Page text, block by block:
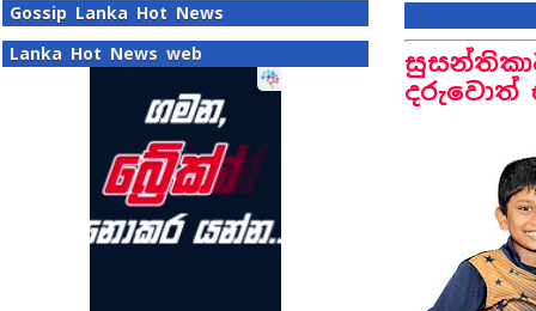
Gossip Lanka Hot News
Lanka Hot News web
දරුවොත්